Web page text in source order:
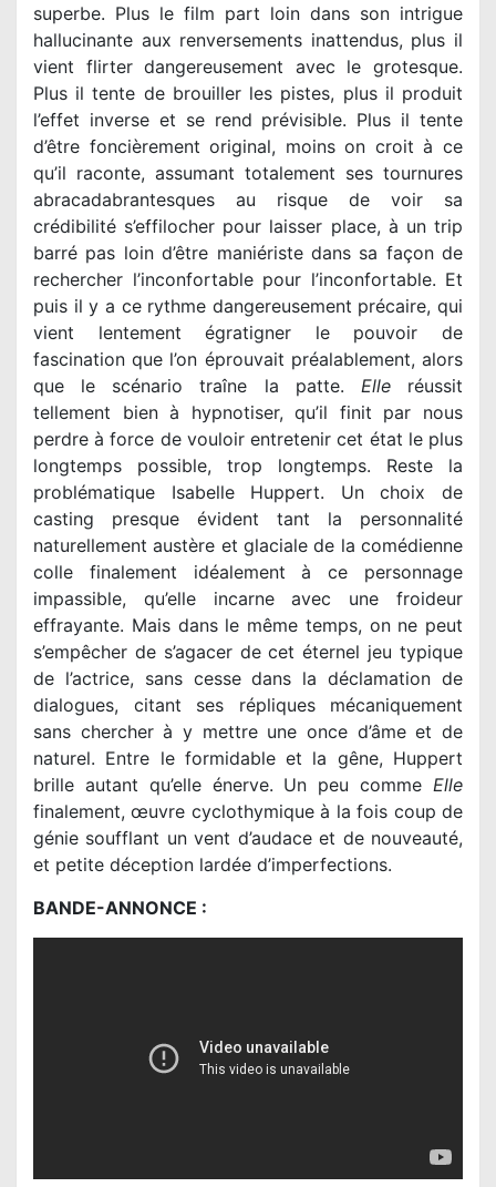
superbe. Plus le film part loin dans son intrigue
hallucinante aux renversements inattendus, plus il
vient flirter dangereusement avec le grotesque.
Plus il tente de brouiller les pistes, plus il produit
l’effet inverse et se rend prévisible. Plus il tente
d’être foncièrement original, moins on croit à ce
qu’il raconte, assumant totalement ses tournures
abracadabrantesques au risque de voir sa
crédibilité s’effilocher pour laisser place, à un trip
barré pas loin d’être maniériste dans sa façon de
rechercher l’inconfortable pour l’inconfortable. Et
puis il y a ce rythme dangereusement précaire, qui
vient lentement égratigner le pouvoir de
fascination que l’on éprouvait préalablement, alors
que le scénario traîne la patte. Elleréussit
tellement bien à hypnotiser, qu’il finit par nous
perdre à force de vouloir entretenir cet état le plus
longtemps possible, trop longtemps. Reste la
problématique Isabelle Huppert. Un choix de
casting presque évident tant la personnalité
naturellement austère et glaciale de la comédienne
colle finalement idéalement à ce personnage
impassible, qu’elle incarne avec une froideur
effrayante. Mais dans le même temps, on ne peut
s’empêcher de s’agacer de cet éternel jeu typique
de l’actrice, sans cesse dans la déclamation de
dialogues, citant ses répliques mécaniquement
sans chercher à y mettre une once d’âme et de
naturel. Entre le formidable et la gêne, Huppert
brille autant qu’elle énerve. Un peu comme Elle
finalement, œuvre cyclothymique à la fois coup de
génie soufflant un vent d’audace et de nouveauté,
et petite déception lardée d’imperfections.
BANDE-ANNONCE :